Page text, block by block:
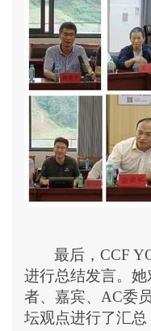
最后， CCF
进行总结发言。
者、嘉宾、 AC委
坛观点进行了汇总